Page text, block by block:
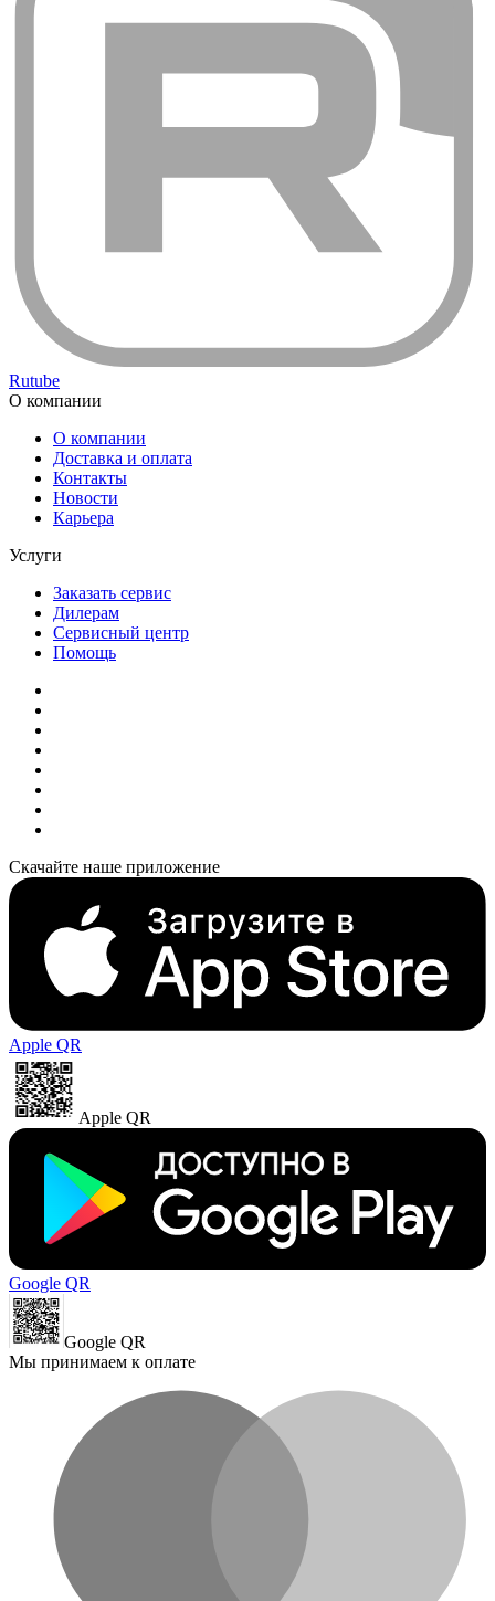
Rutube
О компании
О компании
Доставка и оплата
Контакты
Новости
Карьера
Услуги
Заказать сервис
Дилерам
Сервисный центр
Помощь
Скачайте наше приложение
Apple QR
Apple QR
Google QR
Google QR
Мы принимаем к оплате